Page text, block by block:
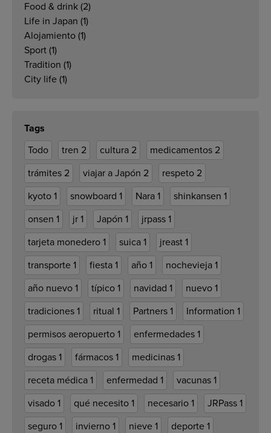
Food & drink (2)
Life in Japan (1)
Alojamiento (1)
Sport (1)
Tradition (1)
City life (1)
Tags
Todo
tren 2 cultura 2 medicamentos 2
trámites 2 viajar a Japón 2 respeto 2
kyoto 1 snowboard 1 Nara 1 shinkansen 1
onsen 1 jr 1 Japón 1 jrpass 1
tarjeta monedero 1 suica 1 jreast 1
transporte 1 fiesta 1 año 1 nochevieja 1
año nuevo 1 típico 1 navidad 1 nuevo 1
tradiciones 1 ritual 1 Partners 1 Information 1
permisos aeropuerto 1 enfermedades 1
drogas 1 fármacos 1 medicinas 1
receta médica 1 enfermedad 1 vacunas 1
visado 1 qué necesito 1 necesario 1 JRPass 1
seguro 1 invierno 1 nieve 1 deporte 1